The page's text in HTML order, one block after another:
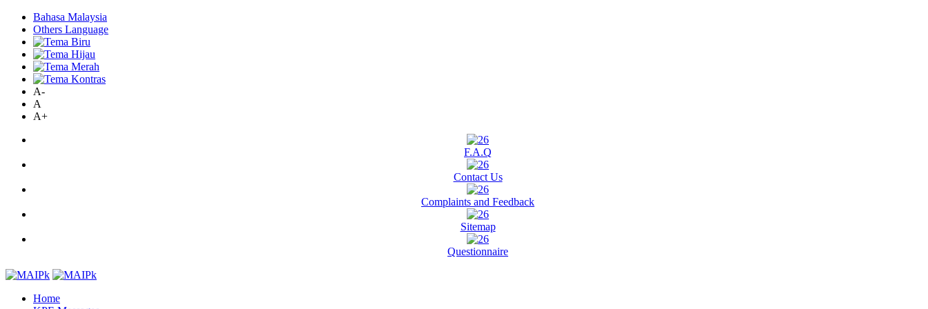
Bahasa Malaysia
Others Language
A-
A
A+
F.A.Q
Contact Us
Complaints and Feedback
Sitemap
Questionnaire
Home